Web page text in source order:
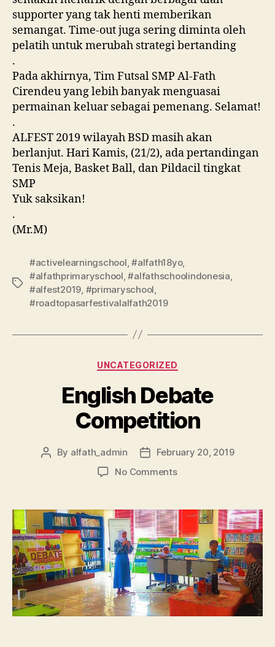
supporter yang tak henti memberikan
semangat. Time-out juga sering diminta oleh
pelatih untuk merubah strategi bertanding
.
Pada akhirnya, Tim Futsal SMP Al-Fath
Cirendeu yang lebih banyak menguasai
permainan keluar sebagai pemenang. Selamat!
.
ALFEST 2019 wilayah BSD masih akan
berlanjut. Hari Kamis, (21/2), ada pertandingan
Tenis Meja, Basket Ball, dan Pildacil tingkat
SMP
Yuk saksikan!
.
(Mr.M)
#activelearningschool,#alfath18yo,
#alfathprimaryschool,#alfathschoolindonesia,
#alfest2019, #primaryschool,
#roadtopasarfestivalalfath2019
UNCATEGORIZED
English Debate
Competition
By alfath_admin
February 20, 2019
No Comments